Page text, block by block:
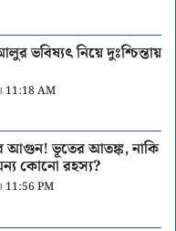
ভবিষ্যৎ নিয়ে দুঃশ্চিন্তায়
11:18 AM
আগুন! ভূতের আতঙ্ক, নাকি
কোনো রহস্য?
11:56 PM